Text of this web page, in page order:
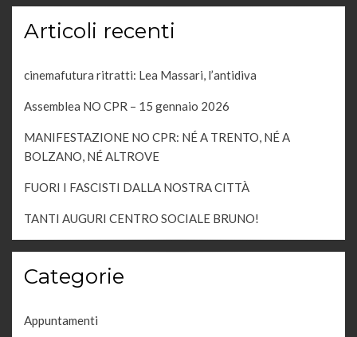
Articoli recenti
cinemafutura ritratti: Lea Massari, l’antidiva
Assemblea NO CPR – 15 gennaio 2026
MANIFESTAZIONE NO CPR: NÉ A TRENTO, NÉ A
BOLZANO, NÉ ALTROVE
FUORI I FASCISTI DALLA NOSTRA CITTÀ
TANTI AUGURI CENTRO SOCIALE BRUNO!
Categorie
Appuntamenti